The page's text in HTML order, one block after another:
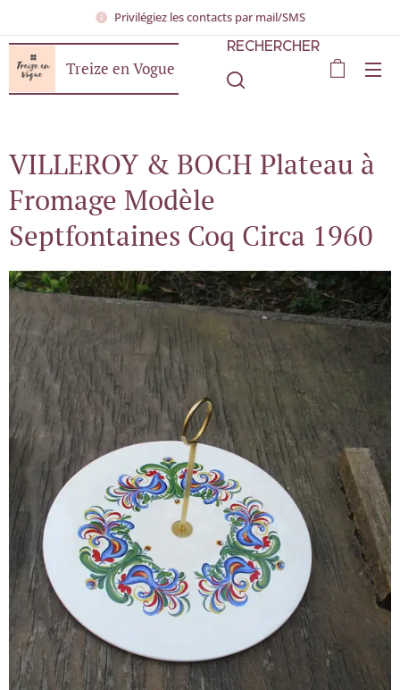
Privilégiez les contacts par mail/SMS
Treize en Vogue
RECHERCHER
VILLEROY & BOCH Plateau à
Fromage Modèle
Septfontaines Coq Circa 1960